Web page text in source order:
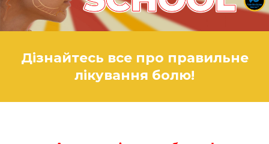
Дізнайтесь все про правильне
лікування болю!